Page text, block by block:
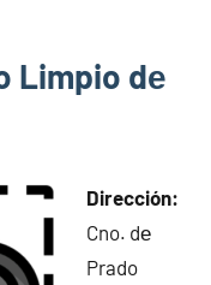
Limpio dе
Dirección:
Cno. dе
Prado